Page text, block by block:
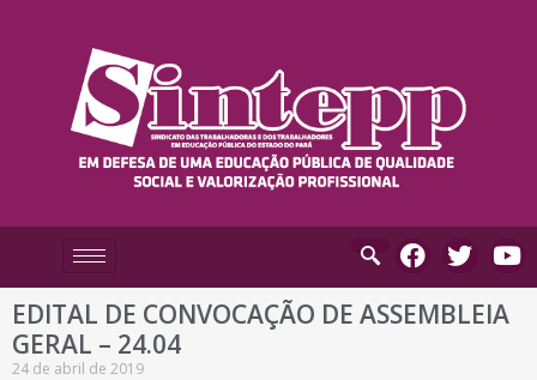
EDITAL DE CONVOCAÇÃO DE ASSEMBLEIA
GERAL – 24.04
24 de abril de 2019